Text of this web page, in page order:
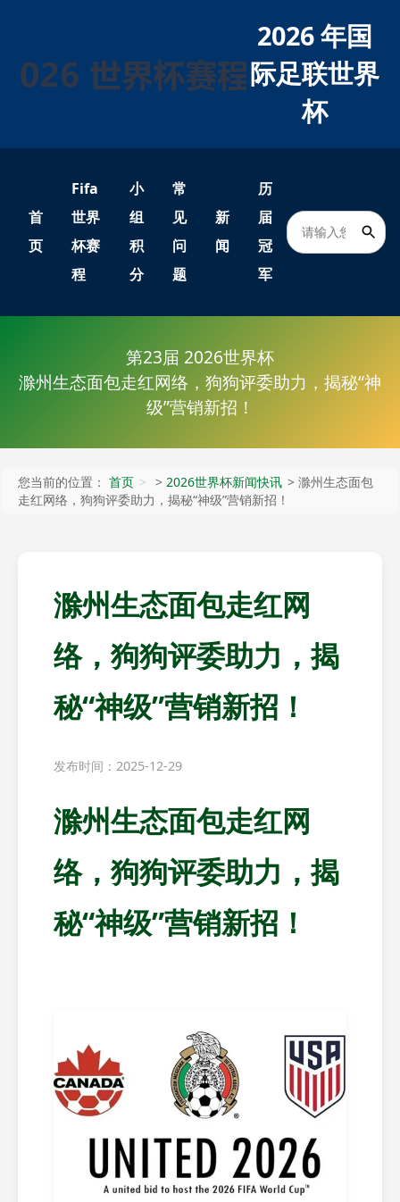
2026 年国
际足联世界
杯
首
页
Fifa
世界
杯赛
程
小
组
积
分
常
见
问
题
新
闻
历
届
冠
军
第23届 2026世界杯
滁州生态面包走红网络，狗狗评委助力，揭秘“神
级”营销新招！
您当前的位置： 首页 > 2026世界杯新闻快讯 > 滁州生态面包
走红网络，狗狗评委助力，揭秘“神级”营销新招！
滁州生态面包走红网
络，狗狗评委助力，揭
秘“神级”营销新招！
发布时间：2025-12-29
滁州生态面包走红网
络，狗狗评委助力，揭
秘“神级”营销新招！